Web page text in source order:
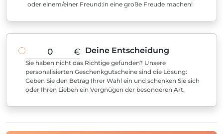
oder einem/einer Freund:in eine große Freude machen!
€ Deine Entscheidung
Sie haben nicht das Richtige gefunden? Unsere
personalisierten Geschenkgutscheine sind die Lösung:
Geben Sie den Betrag Ihrer Wahl ein und schenken Sie sich
oder Ihren Lieben ein Vergnügen der besonderen Art.